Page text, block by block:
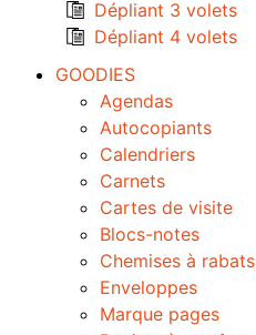
Dépliant 3 volets
Dépliant 4 volets
GOODIES
Agendas
Autocopiants
Calendriers
Carnets
Cartes de visite
Blocs-notes
Chemises à rabats
Enveloppes
Marque pages